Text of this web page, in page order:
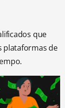
que
plataformas de